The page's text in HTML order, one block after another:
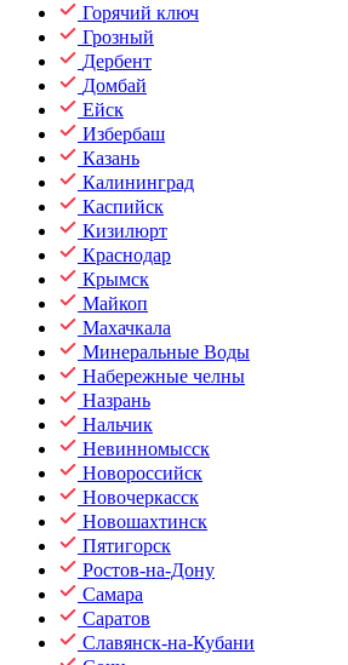
Горячий ключ
Грозный
Дербент
Домбай
Ейск
Избербаш
Казань
Калининград
Каспийск
Кизилюрт
Краснодар
Крымск
Майкоп
Махачкала
Минеральные Воды
Набережные челны
Назрань
Нальчик
Невинномысск
Новороссийск
Новочеркасск
Новошахтинск
Пятигорск
Ростов-на-Дону
Самара
Саратов
Славянск-на-Кубани